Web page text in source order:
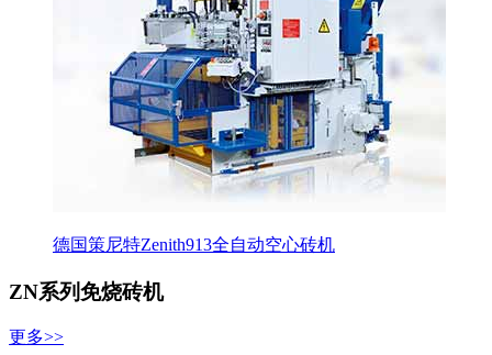
德国策尼特Zenith913全自动空心砖机
ZN系列免烧砖机
更多>>